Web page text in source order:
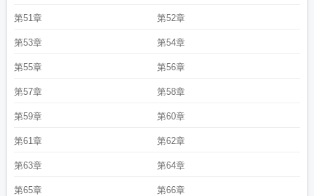
第51章 第52章
第53章 第54章
第55章 第56章
第57章 第58章
第59章 第60章
第61章 第62章
第63章 第64章
第65章 第66章